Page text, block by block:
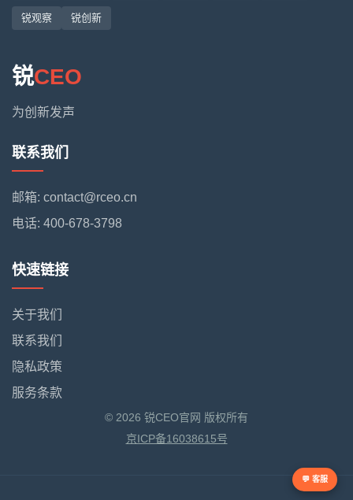
💬 客服
锐观察 锐创新
锐CEO
为创新发声
联系我们
邮箱: contact@rceo.cn
电话: 400-678-3798
快速链接
关于我们
联系我们
隐私政策
服务条款
© 2026 锐CEO官网 版权所有
京ICP备16038615号